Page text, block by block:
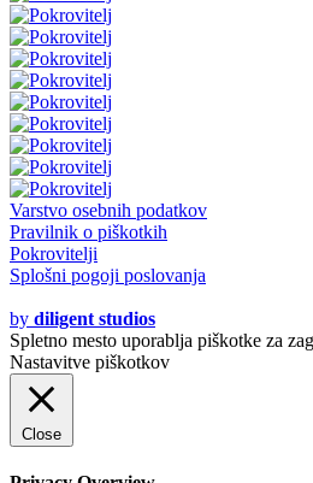
Varstvo osebnih podatkov
Pravilnik o piškotkih
Pokrovitelji
Splošni pogoji poslovanja
by diligent studios
Spletno mesto uporablja piškotke za
Nastavitve piškotkov
Close